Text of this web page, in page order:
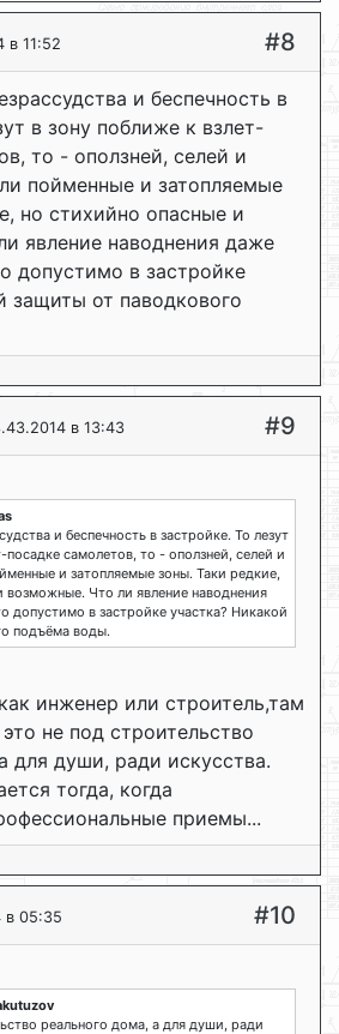
в 11:52 #8
и беспечность в
в зону поближе к взлет-
то - оползней, селей и
пойменные и затопляемые
но стихийно опасные и
явление наводнения даже
допустимо в застройке
защиты от паводкового
в 13:43 #9
и беспечность в застройке. То лезут
посадке самолетов, то - оползней, селей и
и затопляемые зоны. Таки редкие,
возможные. Что ли явление наводнения
допустимо в застройке участка? Никакой
подъёма воды.
инженер или строитель,там
не под строительство
для души, ради искусства.
тогда, когда
приемы...
в 05:35 #10
реального дома, а для души, ради